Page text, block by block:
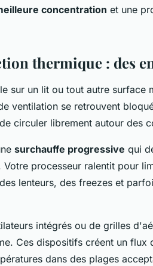
concentration et une
thermique : des
sur un lit ou tout autre surface
ventilation se retrouvent
circuler librement autour des
surchauffe progressive qui
processeur ralentit pour
lenteurs, des freezes et
intégrés ou de grilles
Ces dispositifs créent un flux
dans des plages